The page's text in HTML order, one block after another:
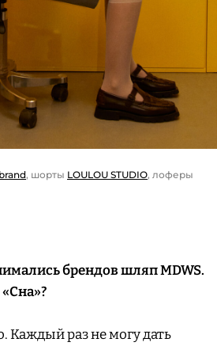
, шорты LOULOU STUDIO, лоферы
брендов шляп MDWS.
Каждый раз не могу дать